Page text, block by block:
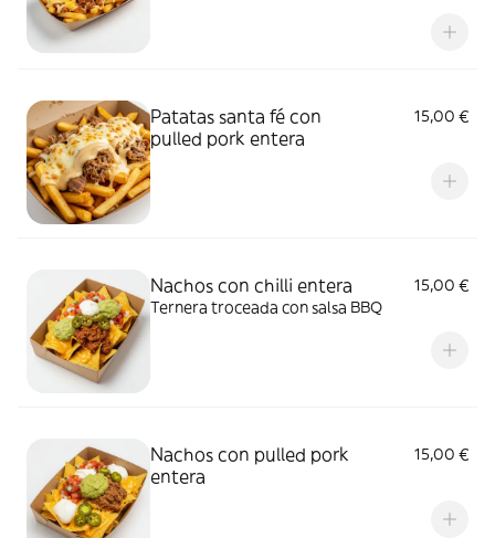
Patatas santa fé con
pulled pork entera
15,00 €
Nachos con chilli entera
15,00 €
Ternera troceada con salsa BBQ
Nachos con pulled pork
entera
15,00 €